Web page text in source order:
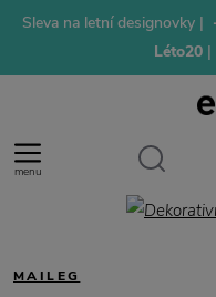
Sleva na letní designovky |
Léto20 |
menu
MAILEG